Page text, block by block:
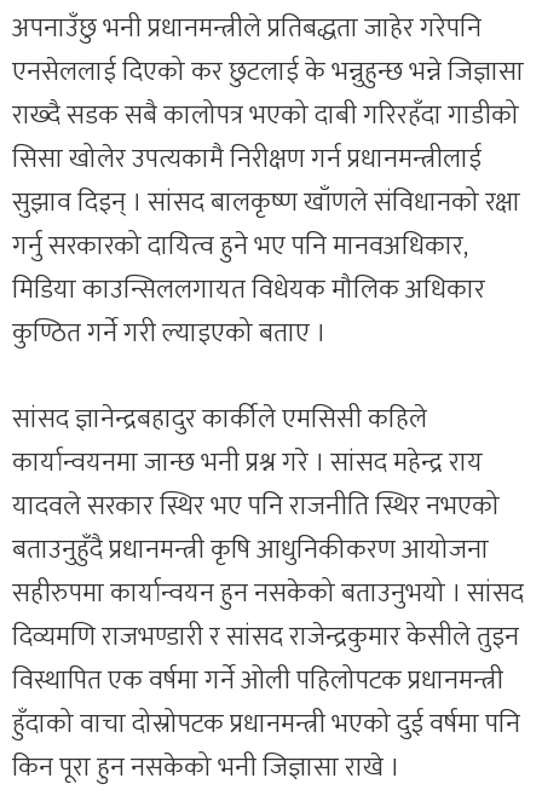
अपनाउँछु भनी प्रधानमन्त्रीले प्रतिबद्धता जाहेर गरेपनि
एनसेललाई दिएको कर छुटलाई के भन्नुहुन्छ भन्ने जिज्ञासा
राख्दै सडक सबै कालोपत्र भएको दाबी गरिरहँदा गाडीको
सिसा खोलेर उपत्यकामै निरीक्षण गर्न प्रधानमन्त्रीलाई
सुझाव दिइन् । सांसद बालकृष्ण खाँणले संविधानको रक्षा
गर्नु सरकारको दायित्व हुने भए पनि मानवअधिकार,
मिडिया काउन्सिललगायत विधेयक मौलिक अधिकार
कुण्ठित गर्ने गरी ल्याइएको बताए ।
सांसद ज्ञानेन्द्रबहादुर कार्कीले एमसिसी कहिले
कार्यान्वयनमा जान्छ भनी प्रश्न गरे । सांसद महेन्द्र राय
यादवले सरकार स्थिर भए पनि राजनीति स्थिर नभएको
बताउनुहुँदै प्रधानमन्त्री कृषि आधुनिकीकरण आयोजना
सहीरुपमा कार्यान्वयन हुन नसकेको बताउनुभयो । सांसद
दिव्यमणि राजभण्डारी र सांसद राजेन्द्रकुमार केसीले तुइन
विस्थापित एक वर्षमा गर्ने ओली पहिलोपटक प्रधानमन्त्री
हुँदाको वाचा दोस्रोपटक प्रधानमन्त्री भएको दुई वर्षमा पनि
किन पूरा हुन नसकेको भनी जिज्ञासा राखे ।